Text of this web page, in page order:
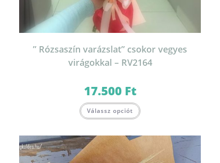
” Rózsaszín varázslat” csokor vegyes
virágokkal – RV2164
17.500 Ft
Válassz opciót